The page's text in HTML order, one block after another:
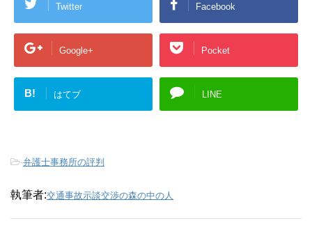
Twitter Facebook
Google+ Pocket
B! はてブ LINE
-弁護士事務所の評判
執筆者:交通事故示談交渉の森の中の人